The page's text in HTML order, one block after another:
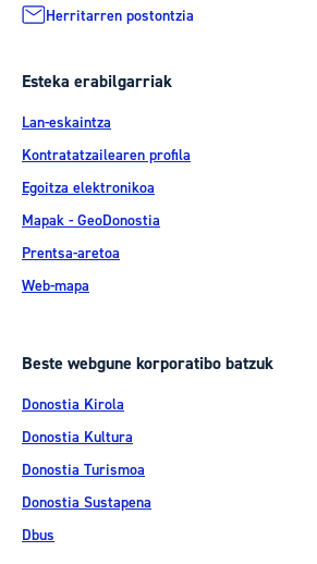
Herritarren postontzia
Esteka erabilgarriak
Lan-eskaintza
Kontratatzailearen profila
Egoitza elektronikoa
Mapak - GeoDonostia
Prentsa-aretoa
Web-mapa
Beste webgune korporatibo batzuk
Donostia Kirola
Donostia Kultura
Donostia Turismoa
Donostia Sustapena
Dbus